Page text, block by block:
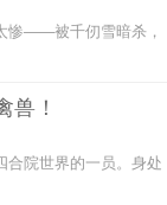
惨——被千仞雪暗杀，
兽！
合院世界的一员。身处